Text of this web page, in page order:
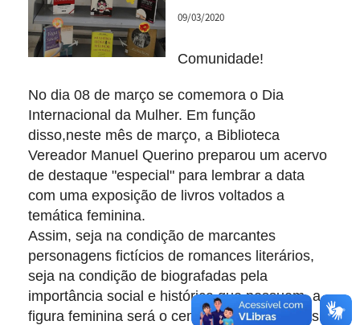
09/03/2020
Comunidade!
No dia 08 de março se comemora o Dia
Internacional da Mulher. Em função
disso,neste mês de março, a Biblioteca
Vereador Manuel Querino preparou um acervo
de destaque "especial" para lembrar a data
com uma exposição de livros voltados a
temática feminina.
Assim, seja na condição de marcantes
personagens fictícios de romances literários,
seja na condição de biografadas pela
importância social e histórica que possuem, a
figura feminina será o centro de nossas dicas